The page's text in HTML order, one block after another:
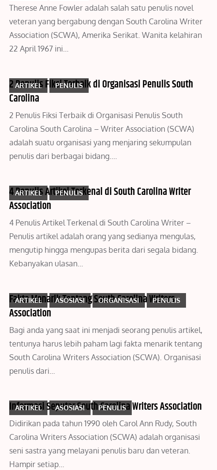
Therese Anne Fowler adalah salah satu penulis novel
veteran yang bergabung dengan South Carolina Writer
Association (SCWA), Amerika Serikat. Wanita kelahiran
22 April 1967 ini…
ARTIKEL PENULIS
2 Penulis Fiksi Terbaik di Organisasi Penulis South
Carolina
2 Penulis Fiksi Terbaik di Organisasi Penulis South
Carolina South Carolina – Writer Association (SCWA)
adalah suatu organisasi yang menjaring sekumpulan
penulis dari berbagai bidang.…
ARTIKEL PENULIS
4 Penulis Artikel Terkenal di South Carolina Writer
Association
4 Penulis Artikel Terkenal di South Carolina Writer –
Penulis artikel adalah orang yang sedianya mengulas,
mengutip hingga mengupas berita dari segala bidang.
Kebanyakan ulasan…
ARTIKEL ASOSIASI ORGANISASI PENULIS
Fakta Menarik Tentang South Carolina Writers
Association
Bagi anda yang saat ini menjadi seorang penulis artikel,
tentunya harus lebih paham lagi fakta menarik tentang
South Carolina Writers Association (SCWA). Organisasi
penulis dari…
ARTIKEL ASOSIASI PENULIS
Informasi Seputar South Carolina Writers Association
Didirikan pada tahun 1990 oleh Carol Ann Rudy, South
Carolina Writers Association (SCWA) adalah organisasi
seni sastra yang melayani penulis baru dan veteran.
Hampir setiap…